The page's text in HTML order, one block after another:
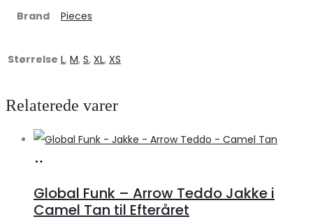
Brand Pieces
Størrelse L, M, S, XL, XS
Relaterede varer
Lykke
Global Funk – Arrow Teddo Jakke i
Camel Tan til Efteråret